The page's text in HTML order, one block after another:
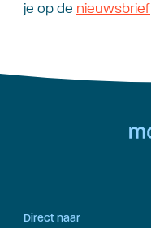
je op de nieuwsbrief
Direct naar